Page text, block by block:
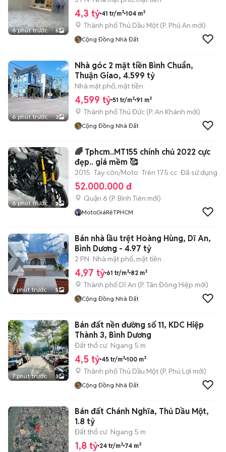
6 phút trước 5
4,3 tỷ 41 tr/m² 104 m²
Thành phố Thủ Dầu Một (P. Phú An mới)
Cộng Đồng Nhà Đất
6 phút trước 3
Nhà góc 2 mặt tiền Bình Chuẩn,
Thuận Giao, 4.599 tỷ
Nhà mặt phố, mặt tiền
4,599 tỷ 51 tr/m² 91 m²
Thành phố Thủ Đức (P. An Khánh mới)
Cộng Đồng Nhà Đất
6 phút trước 2
🌈 Tphcm..MT155 chính chủ 2022 cực
đẹp.. giá mềm 🥰
2015 Tay côn/Moto Trên 175 cc Đã sử dụng
52.000.000 đ
Quận 6 (P. Bình Tiên mới)
MotoGiáRẻTPHCM
7 phút trước 5
Bán nhà lầu trệt Hoàng Hùng, Dĩ An,
Bình Dương - 4.97 tỷ
2 PN Nhà mặt phố, mặt tiền
4,97 tỷ 61 tr/m² 82 m²
Thành phố Dĩ An (P. Tân Đông Hiệp mới)
Cộng Đồng Nhà Đất
7 phút trước 3
Bán đất nền đường số 11, KDC Hiệp
Thành 3, Bình Dương
Đất thổ cư Ngang 5 m
4,5 tỷ 45 tr/m² 100 m²
Thành phố Thủ Dầu Một (P. Phú Lợi mới)
Cộng Đồng Nhà Đất
Bán đất Chánh Nghĩa, Thủ Dầu Một,
1.8 tỷ
Đất thổ cư Ngang 5 m
1,8 tỷ 24 tr/m² 74 m²